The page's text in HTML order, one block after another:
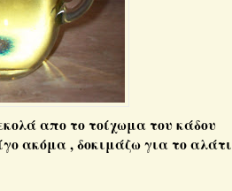
απο το τοίχωμα του κάδου
ακόμα , δοκιμάζω για το αλάτι